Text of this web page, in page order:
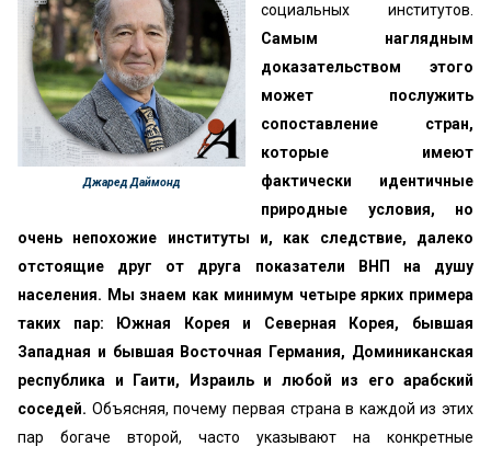
Джаред Даймонд
социальных институтов.
Самым наглядным
доказательством этого
может послужить
сопоставление стран,
которые имеют
фактически идентичные
природные условия, но
очень непохожие институты и, как следствие, далеко
отстоящие друг от друга показатели ВНП на душу
населения. Мы знаем как минимум четыре ярких примера
таких пар: Южная Корея и Северная Корея, бывшая
Западная и бывшая Восточная Германия, Доминиканская
республика и Гаити, Израиль и любой из его арабский
соседей. Объясняя, почему первая страна в каждой из этих
пар богаче второй, часто указывают на конкретные